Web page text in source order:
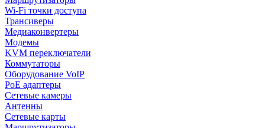
Wi-Fi точки доступа
Трансиверы
Медиаконвертеры
Модемы
KVM переключатели
Коммутаторы
Оборудование VoIP
PoE адаптеры
Сетевые камеры
Антенны
Сетевые карты